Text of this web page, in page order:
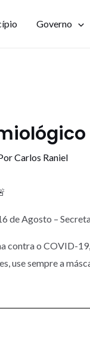
Governo
Carlos Raniel
de Agosto –
contra o COVID-
use sempre a